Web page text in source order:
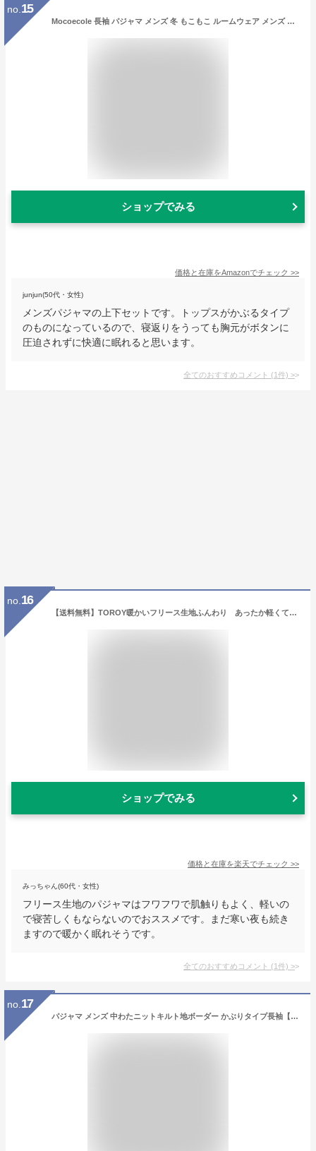
no. 15
Mocoecole 長袖 パジャマ メンズ 冬 もこもこ ルームウェア メンズ 上下セット 暖かい 防寒 部屋着 冬用 スポーツ レジャー (XXL)
ショップでみる
価格と在庫をAmazonでチェック >>
junjun(50代・女性)
メンズパジャマの上下セットです。トップスがかぶるタイプ
のものになっているので、寝返りをうっても胸元がボタンに
圧迫されずに快適に眠れると思います。
全てのおすすめコメント (1件) >
no. 16
【送料無料】TOROY暖かいフリース生地ふんわり あったか軽くてフワフワな肌触り取り込んだ空気の層を逃がしにくいので保温性に優れています上着は前開きで胸ポケット付き（テーラー襟）トロイ冬用紳士パジャマパジャマ メンズ
ショップでみる
価格と在庫を楽天でチェック >>
みっちゃん(60代・女性)
フリース生地のパジャマはフワフワで肌触りもよく、軽いの
で寝苦しくもならないのでおススメです。まだ寒い夜も続き
ますので暖かく眠れそうです。
全てのおすすめコメント (1件) >
no. 17
パジャマ メンズ 中わたニットキルト地ボーダー かぶりタイプ長袖【冬向き商品】【紳士ナイトウェア】【男性用】】【LLサイズ】有り【男性用ナイトウェア】【ルームウェア】